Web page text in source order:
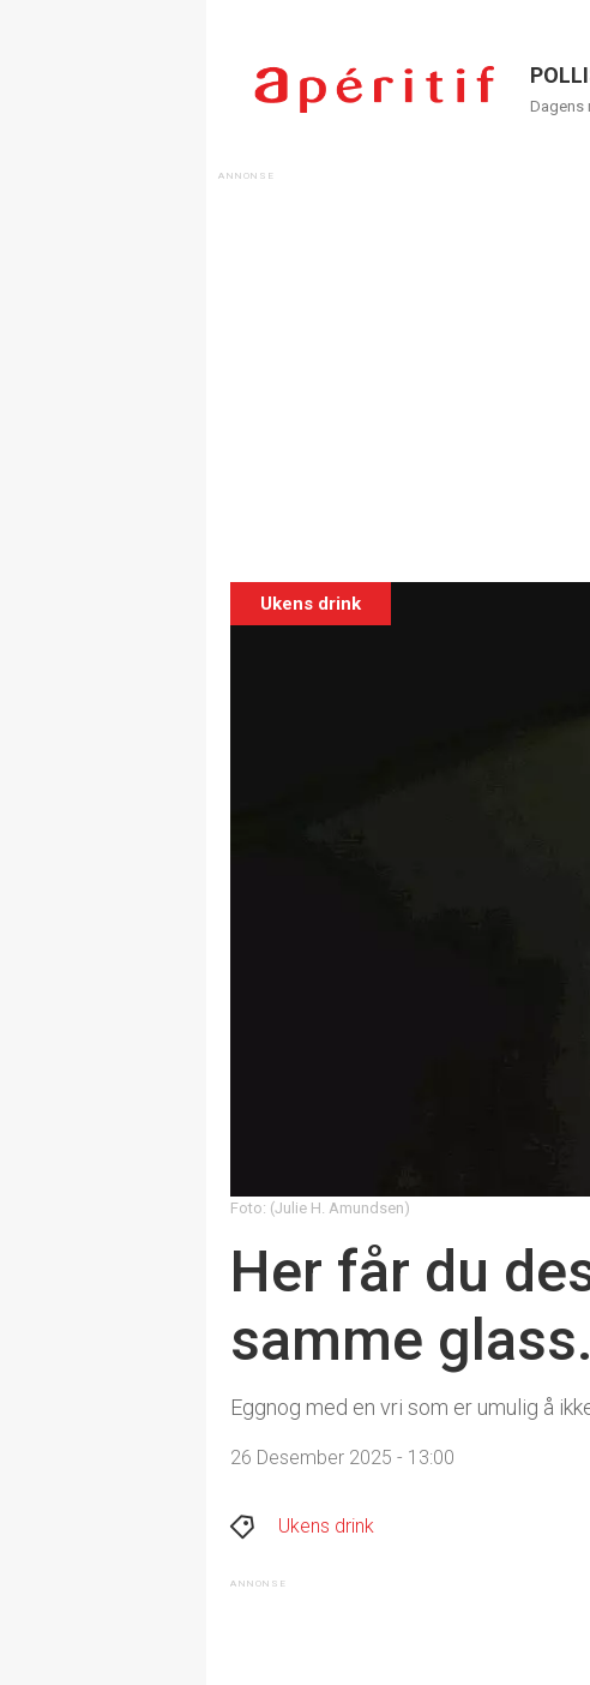
Dagens
Ukens drink
Foto: (Julie H. Amundsen)
Her får du
samme
Eggnog med en vri som er umulig å
26 Desember 2025 - 13:00
Ukens drink